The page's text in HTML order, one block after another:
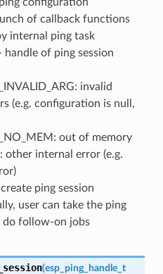
of callback functions
internal ping task
of ping session
invalid
(e.g. configuration is null,
out of memory
other internal error (e.g.
create ping session
user can take the ping
do follow-on jobs
(esp_ping_handle_t